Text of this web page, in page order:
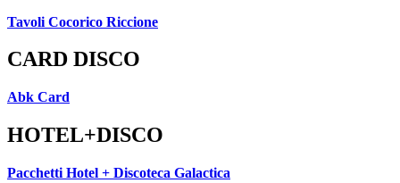
Tavoli Cocorico Riccione
CARD DISCO
Abk Card
HOTEL+DISCO
Pacchetti Hotel + Discoteca Galactica